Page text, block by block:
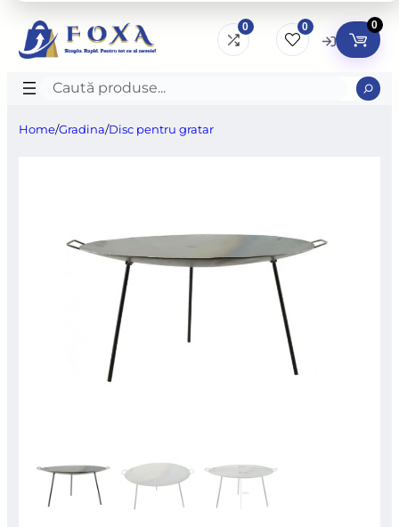
0 0 0
Caută
produse
Home/Gradina/Disc pentru gratar